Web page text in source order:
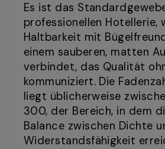
Es ist das
professionellen Hotellerie,
Haltbarkeit mit
einem sauberen, matten
verbindet, das Qualität
kommuniziert. Die
liegt üblicherweise
300, der Bereich, in dem
Balance zwischen Dichte
Widerstandsfähigkeit